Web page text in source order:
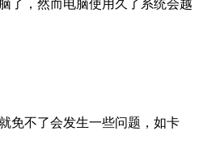
了，然而电脑使用久了系统会越
免不了会发生一些问题，如卡